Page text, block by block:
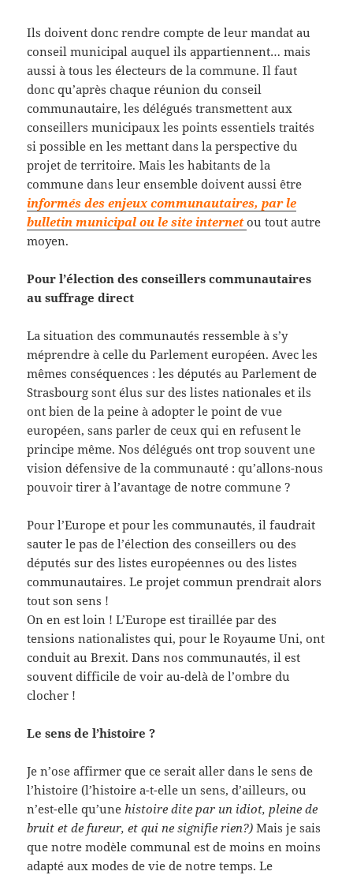
Ils doivent donc rendre compte de leur mandat au
conseil municipal auquel ils appartiennent… mais
aussi à tous les électeurs de la commune. Il faut
donc qu’après chaque réunion du conseil
communautaire, les délégués transmettent aux
conseillers municipaux les points essentiels traités
si possible en les mettant dans la perspective du
projet de territoire. Mais les habitants de la
commune dans leur ensemble doivent aussi être
informés des enjeux communautaires, par le
bulletin municipal ou le site internetou tout autre
moyen.
Pour l’élection des conseillers communautaires
au suffrage direct
La situation des communautés ressemble à s’y
méprendre à celle du Parlement européen. Avec les
mêmes conséquences : les députés au Parlement de
Strasbourg sont élus sur des listes nationales et ils
ont bien de la peine à adopter le point de vue
européen, sans parler de ceux qui en refusent le
principe même. Nos délégués ont trop souvent une
vision défensive de la communauté : qu’allons-nous
pouvoir tirer à l’avantage de notre commune ?
Pour l’Europe et pour les communautés, il faudrait
sauter le pas de l’élection des conseillers ou des
députés sur des listes européennes ou des listes
communautaires. Le projet commun prendrait alors
tout son sens !
On en est loin ! L’Europe est tiraillée par des
tensions nationalistes qui, pour le Royaume Uni, ont
conduit au Brexit. Dans nos communautés, il est
souvent difficile de voir au-delà de l’ombre du
clocher !
Le sens de l’histoire ?
Je n’ose affirmer que ce serait aller dans le sens de
l’histoire (l’histoire a-t-elle un sens, d’ailleurs, ou
n’est-elle qu’unehistoire dite par un idiot, pleine de
bruit et de fureur, et qui ne signifie rien?)Mais je sais
que notre modèle communal est de moins en moins
adapté aux modes de vie de notre temps. Le